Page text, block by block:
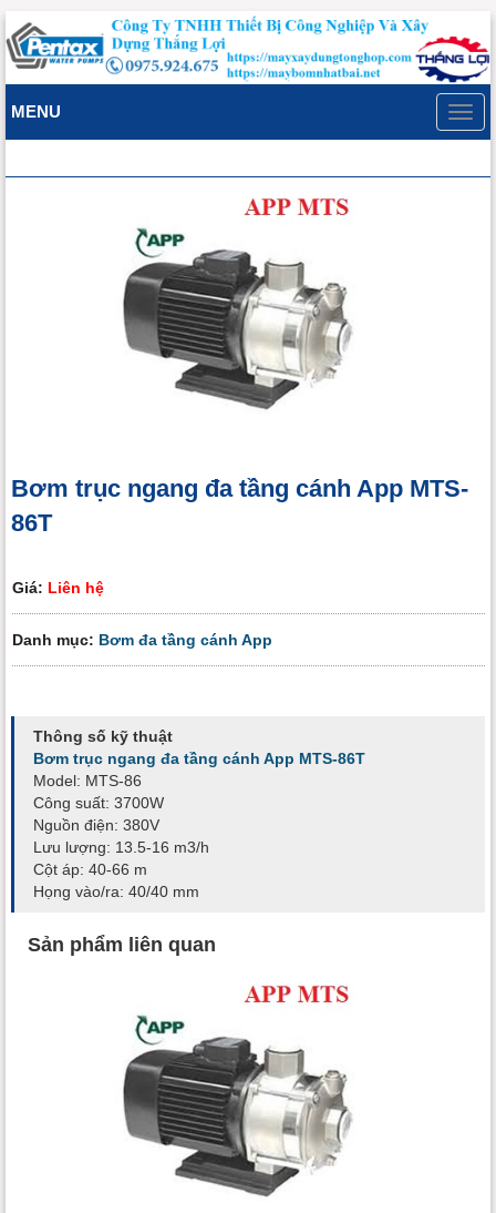
MENU
Bơm trục ngang đa tầng cánh App MTS-
86T
Giá: Liên hệ
Danh mục: Bơm đa tầng cánh App
Thông số kỹ thuật
Bơm trục ngang đa tầng cánh App MTS-86T
Model: MTS-86
Công suất: 3700W
Nguồn điện: 380V
Lưu lượng: 13.5-16 m3/h
Cột áp: 40-66 m
Họng vào/ra: 40/40 mm
Sản phẩm liên quan